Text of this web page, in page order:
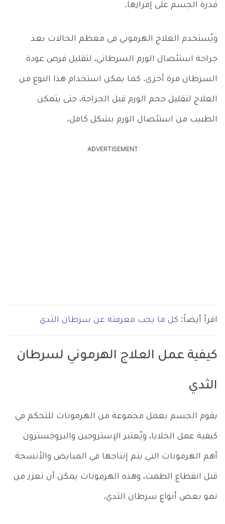
قدرة الجسم على إفرازها.
ويُستخدم العلاج الهرموني في معظم الحالات بعد
جراحة استئصال الورم السرطاني، لتقليل فرص عودة
السرطان مرة أخرى. كما يمكن استخدام هذا النوع من
العلاج لتقليل حجم الورم قبل الجراحة، حتى يتمكن
الطبيب من استئصال الورم بشكل كامل.
ADVERTISEMENT
اقرأ أيضاً: كل ما يجب معرفته عن سرطان الثدي
كيفية عمل العلاج الهرموني لسرطان
الثدي
يقوم الجسم بعمل مجموعة من الهرمونات للتحكم في
كيفية عمل الخلايا، ويُعتبر الإستروجين والبروجسترون
أهم الهرمونات التي يتم إنتاجها في المبايض والأنسجة
قبل انقطاع الطمث، وهذه الهرمونات يمكن أن تعزز من
نمو بعض أنواع سرطان الثدي.